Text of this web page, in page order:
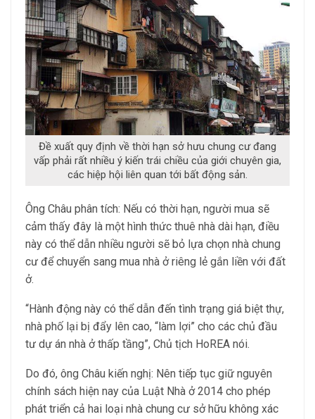
Đề xuất quy định về thời hạn sở hưu chung cư đang
vấp phải rất nhiều ý kiến trái chiều của giới chuyên gia,
các hiệp hội liên quan tới bất động sản.
Ông Châu phân tích: Nếu có thời hạn, người mua sẽ
cảm thấy đây là một hình thức thuê nhà dài hạn, điều
này có thể dẫn nhiều người sẽ bỏ lựa chọn nhà chung
cư để chuyển sang mua nhà ở riêng lẻ gắn liền với đất
ở.
“Hành động này có thể dẫn đến tình trạng giá biệt thự,
nhà phố lại bị đẩy lên cao, “làm lợi” cho các chủ đầu
tư dự án nhà ở thấp tầng”, Chủ tịch HoREA nói.
Do đó, ông Châu kiến nghị: Nên tiếp tục giữ nguyên
chính sách hiện nay của Luật Nhà ở 2014 cho phép
phát triển cả hai loại nhà chung cư sở hữu không xác